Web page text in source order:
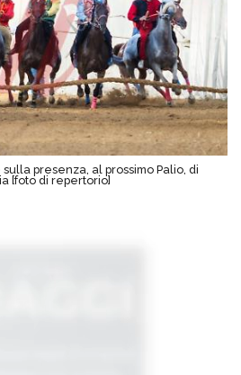
presenza, al prossimo Palio, di
[foto di repertorio]